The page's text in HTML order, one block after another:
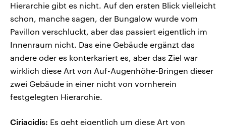
Hierarchie gibt es nicht. Auf den ersten Blick vielleicht
schon, manche sagen, der Bungalow wurde vom
Pavillon verschluckt, aber das passiert eigentlich im
Innenraum nicht. Das eine Gebäude ergänzt das
andere oder es konterkariert es, aber das Ziel war
wirklich diese Art von Auf-Augenhöhe-Bringen dieser
zwei Gebäude in einer nicht von vornherein
festgelegten Hierarchie.
Ciriacidis: Es geht eigentlich um diese Art von